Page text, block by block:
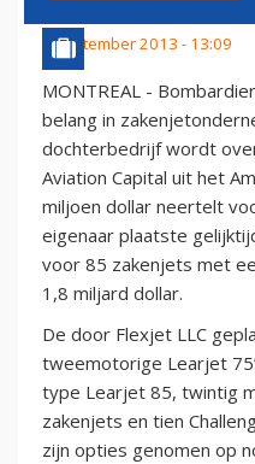
6 september 2013 - 13:09
MONTREAL -
belang in
dochterbedrijf wordt
Aviation Capital uit het
miljoen dollar neertelt
eigenaar plaatste
voor 85 zakenjets met
1,8 miljard dollar.
De door Flexjet LLC
tweemotorige Learjet
type Learjet 85, twintig
zakenjets en tien
zijn opties genomen op